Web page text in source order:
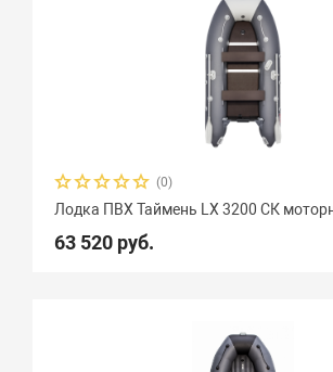
(0)
Лодка ПВХ Таймень LX 3200 СК
63 520 руб.